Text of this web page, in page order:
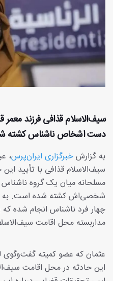
سیف‌الاسلام قذافی فرزند
دست اشخاص ناشناس کشته
به گزارشخبرگزاری ایران‌پرس،
سیف‌الاسلام قذافی با تأیید
مسلحانه میان یک گروه
شخصی‌اش کشته شده است. به
چهار فرد ناشناس انجام شده که
مداربسته محل اقامت
عثمان که عضو کمیته گفت‌وگوی
این حادثه در محل اقامت